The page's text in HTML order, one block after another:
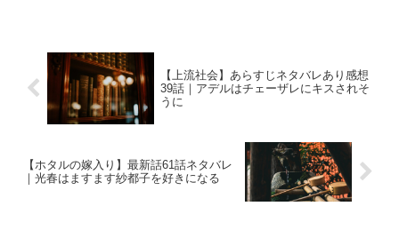
【上流社会】あらすじネタバレあり感想
39話｜アデルはチェーザレにキスされそ
うに
【ホタルの嫁入り】最新話61話ネタバレ
｜光春はますます紗都子を好きになる